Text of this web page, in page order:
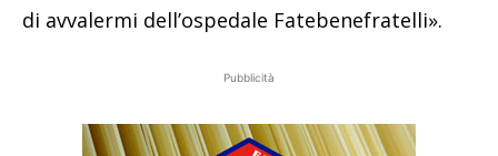
di avvalermi dell’ospedale Fatebenefratelli».
Pubblicità